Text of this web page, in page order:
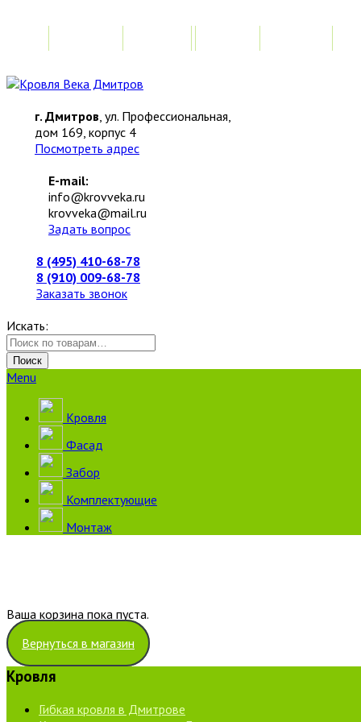
г. Дмитров, ул. Профессиональная,
дом 169, корпус 4
Посмотреть адрес
E-mail:
info@krovveka.ru
krovveka@mail.ru
Задать вопрос
8 (495) 410-68-78
8 (910) 009-68-78
Заказать звонок
Искать:
Поиск
Menu
Кровля
Фасад
Забор
Комплектующие
Монтаж
Ваша корзина пока пуста.
Вернуться в магазин
Кровля
Гибкая кровля в Дмитрове